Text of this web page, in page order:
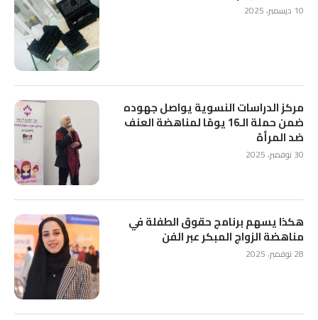
10 ديسمبر، 2025
مركز الدراسات النسوية يواصل جهوده
ضمن حملة الـ16 يومًا لمناهضة العنف
ضد المرأة
30 نوفمبر، 2025
هكذا يسهم برنامج حقوق الطفلة في
مناهضة الزواج المبكر عبر الفن
28 نوفمبر، 2025